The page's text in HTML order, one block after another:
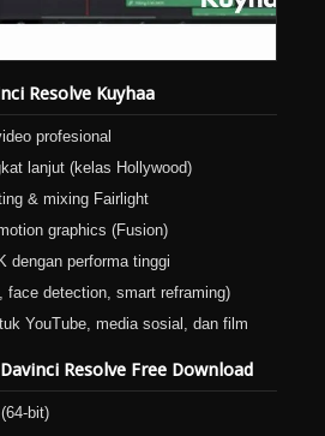
Resolve Kuyhaa
profesional
lanjut (kelas Hollywood)
& mixing Fairlight
graphics (Fusion)
dengan performa tinggi
face detection, smart reframing)
YouTube, media sosial, dan film
Resolve Free Download
bit)